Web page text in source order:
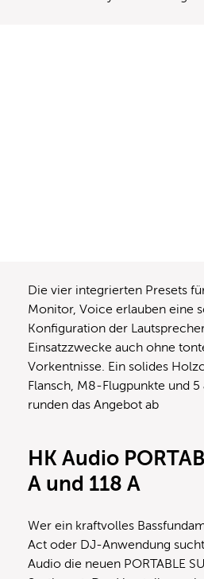
Die vier integrierten Presets
Monitor, Voice erlauben eine
Konfiguration der
Einsatzzwecke auch ohne
Vorkentnisse. Ein solides
Flansch, M8-Flugpunkte und 5
runden das Angebot ab
HK Audio
A und 118 A
Wer ein kraftvolles
Act oder DJ-Anwendung
Audio die neuen PORTABLE